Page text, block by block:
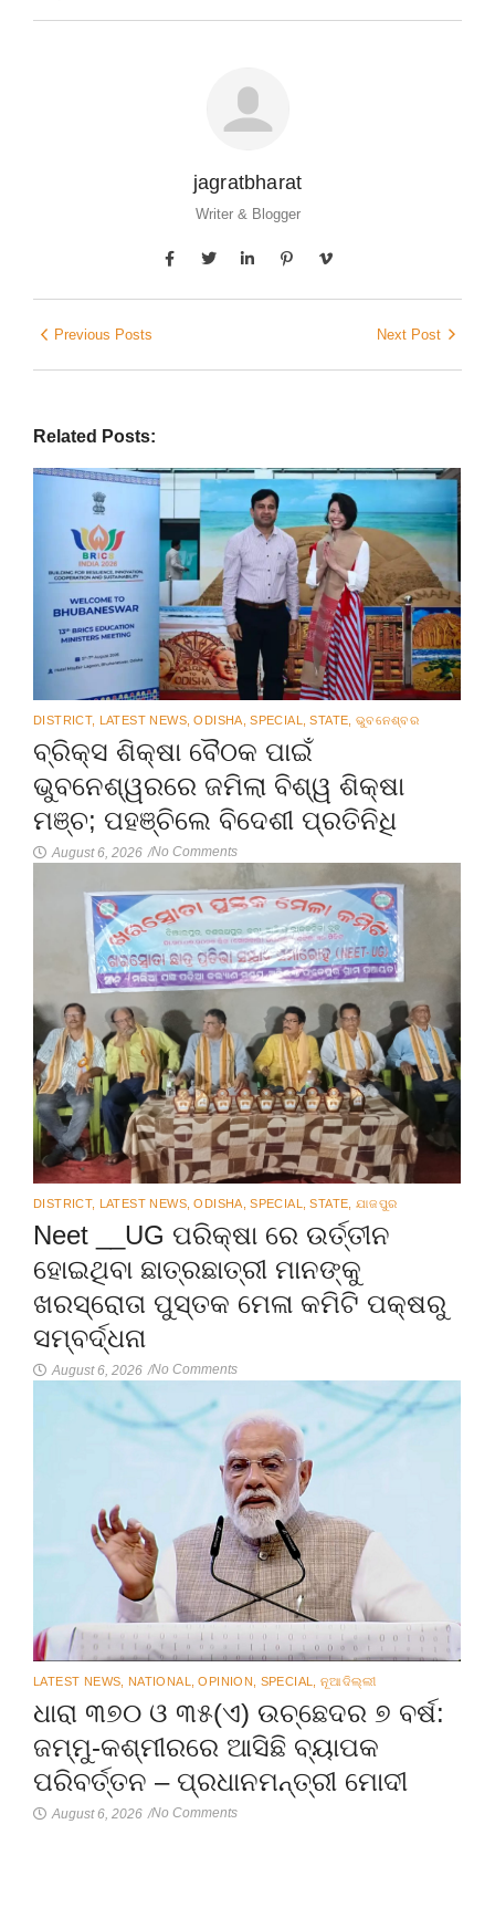
jagratbharat
Writer & Blogger
Previous Posts Next Post
Related Posts:
DISTRICT, LATEST NEWS ODISHA SPECIAL STATE ଭୁବନେଶ୍ବର
ବ୍ରିକ୍ସ ଶିକ୍ଷା ବୈଠକ ପାଇଁ
ଭୁବନେଶ୍ୱରରେ ଜମିଲା ବିଶ୍ୱ ଶିକ୍ଷା
ମଞ୍ଚ; ପହଞ୍ଚିଲେ ବିଦେଶୀ ପ୍ରତିନିଧି
August 6, 2026 /No Comments
DISTRICT, LATEST NEWS ODISHA SPECIAL STATE ଯାଜପୁର
Neet __UG ପରିକ୍ଷା ରେ ଉର୍ତ୍ତୀନ
ହୋଇଥିବା ଛାତ୍ରଛାତ୍ରୀ ମାନଙ୍କୁ
ଖରସ୍ରୋତା ପୁସ୍ତକ ମେଳା କମିଟି ପକ୍ଷରୁ
ସମ୍ବର୍ଦ୍ଧନା
August 6, 2026 /No Comments
LATEST NEWS, NATIONAL, OPINION, SPECIAL, ନୂଆଦିଲ୍ଲୀ
ଧାରା ୩୭୦ ଓ ୩୫(ଏ) ଉଚ୍ଛେଦର ୭ ବର୍ଷ:
ଜମ୍ମୁ-କଶ୍ମୀରରେ ଆସିଛି ବ୍ୟାପକ
ପରିବର୍ତ୍ତନ – ପ୍ରଧାନମନ୍ତ୍ରୀ ମୋଦୀ
August 6, 2026 /No Comments